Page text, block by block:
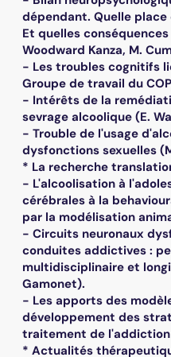
dépendant. Quelle
Et quelles
Woodward Kanza, M.
- Les troubles cognitifs
Groupe de travail du
- Intérêts de la
sevrage alcoolique (E.
- Trouble de l'usage
dysfonctions sexuelles
* La recherche
- L'alcoolisation à
cérébrales à la
par la modélisation
- Circuits neuronaux
conduites addictives :
multidisciplinaire et
Gamonet).
- Les apports des
développement des
traitement de l'addiction
* Actualités